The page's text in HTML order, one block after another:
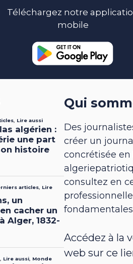
Téléchargez notre
mobile
Qui
Des
créer un
concrétisée
consultez en
Accédez à la
web sur ce